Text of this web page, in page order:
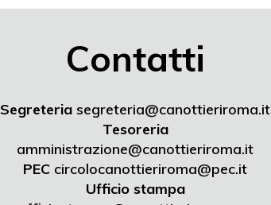
Contatti
Segreteria segreteria@canottieriroma.it
Tesoreria
amministrazione@canottieriroma.it
PEC circolocanottieriroma@pec.it
Ufficio stampa